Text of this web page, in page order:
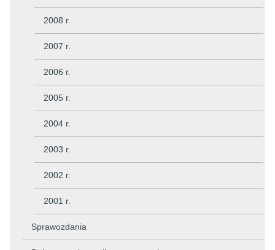
2008 r.
2007 r.
2006 r.
2005 r.
2004 r.
2003 r.
2002 r.
2001 r.
Sprawozdania